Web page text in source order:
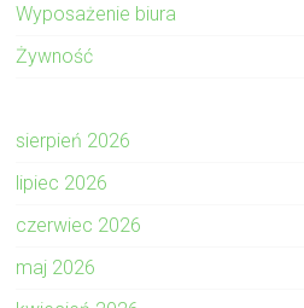
Wyposażenie biura
Żywność
sierpień 2026
lipiec 2026
czerwiec 2026
maj 2026